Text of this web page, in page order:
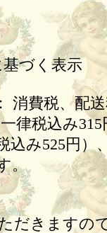
づく表示
消費税、配
律税込み
込み525円）
。
だきますの